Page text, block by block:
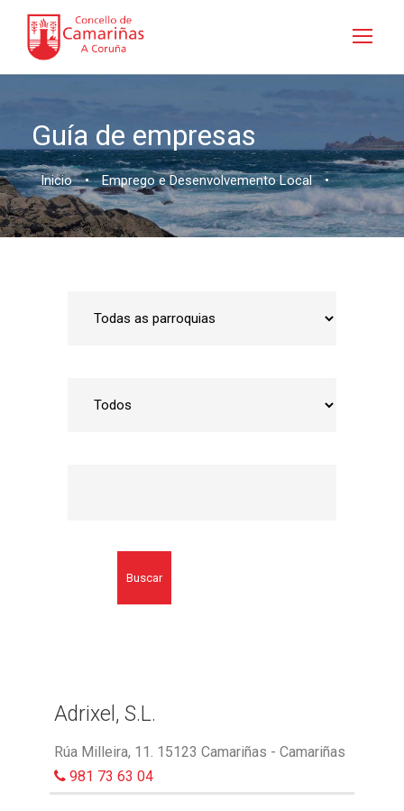
Guía de empresas
Inicio • Emprego e Desenvolvemento Local •
Buscar
Adrixel, S.L.
Rúa Milleira, 11. 15123 Camariñas - Camariñas
981 73 63 04